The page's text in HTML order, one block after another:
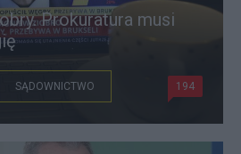
Prokuratura musi
SĄDOWNICTWO 194